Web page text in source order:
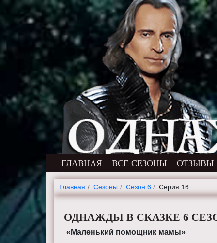
ГЛАВНАЯ ВСЕ СЕЗОНЫ ОТЗЫВЫ
Главная Cезоны Сезон 6 Серия 16
ОДНАЖДЫ В СКАЗКЕ 6
«Маленький помощник мамы»